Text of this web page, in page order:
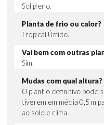
Sol pleno.
Planta de frio ou calor?
Tropical Úmido.
Vai bem com outras
Sim.
Mudas com qual altura?
O plantio definitivo pode
tiverem em média 0,5 m
ao solo e clima.